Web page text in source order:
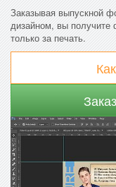
Заказывая выпускной
дизайном, вы получите
только за печать.